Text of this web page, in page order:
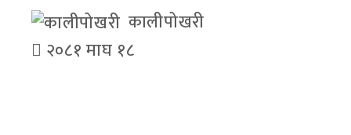
कालीपोखरी
२०८१ माघ १८